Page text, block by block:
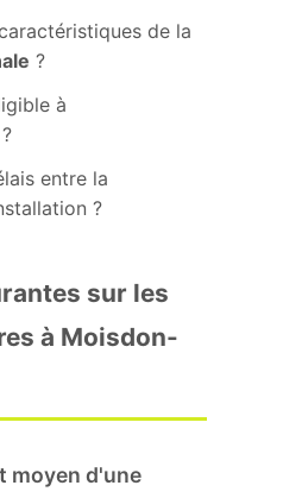
de la
?
à
?
entre la
?
sur les
à Moisdon-
moyen d'une